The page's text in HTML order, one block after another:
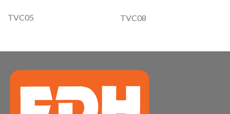
TVC05 TVC08